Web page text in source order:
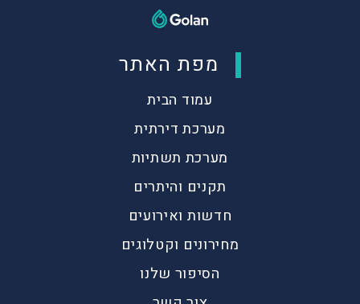
מפת האתר
עמוד הבית
מערכת דירתית
מערכת תשתיות
תקנים והיתרים
חדשות ואירועים
מחירונים וקטלוגים
הסיפור שלנו